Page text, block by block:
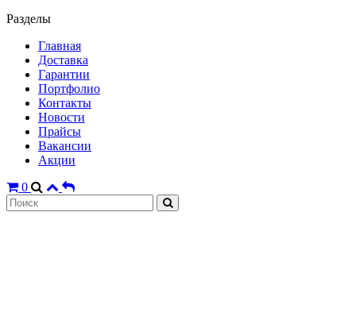
Разделы
Главная
Доставка
Гарантии
Портфолио
Контакты
Новости
Прайсы
Вакансии
Акции
0